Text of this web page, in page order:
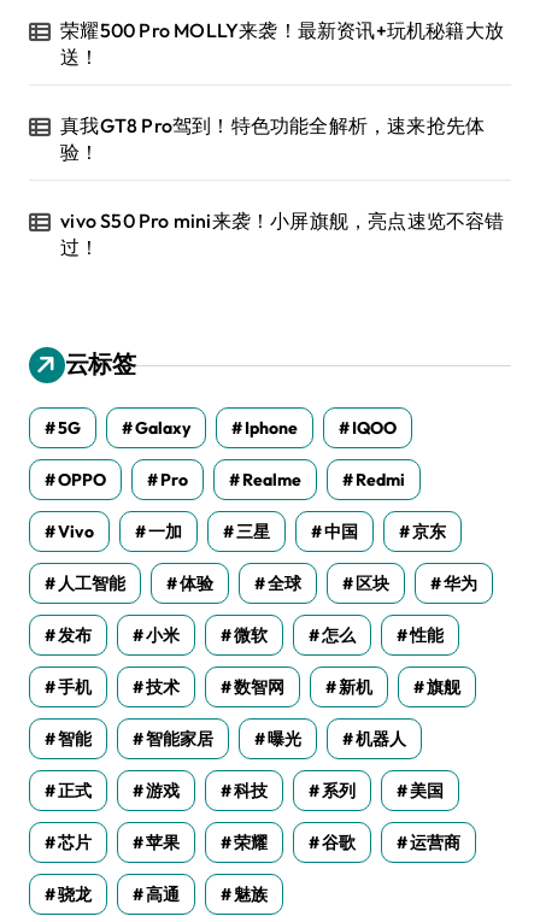
荣耀500 Pro MOLLY来袭！最新资讯+玩机秘籍大放
送！
真我GT8 Pro驾到！特色功能全解析，速来抢先体
验！
vivo S50 Pro mini来袭！小屏旗舰，亮点速览不容错
过！
云标签
5G Galaxy Iphone IQOO
OPPO Pro Realme Redmi
Vivo 一加 三星 中国 京东
人工智能 体验 全球 区块 华为
发布 小米 微软 怎么 性能
手机 技术 数智网 新机 旗舰
智能 智能家居 曝光 机器人
正式 游戏 科技 系列 美国
芯片 苹果 荣耀 谷歌 运营商
骁龙 高通 魅族